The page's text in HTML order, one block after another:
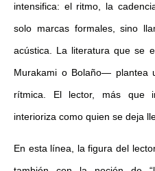
intensifica: el ritmo, la
solo marcas formales, sino
acústica. La literatura que se
Murakami o Bolaño— plantea
rítmica. El lector, más que
interioriza como quien se deja
En esta línea, la figura del